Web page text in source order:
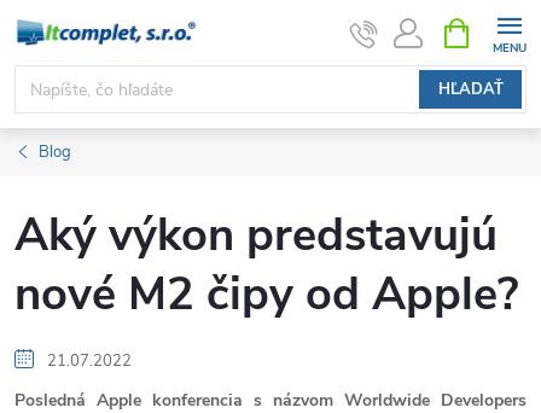
Prejsť
obsah
HĽADAŤ
KOŠÍK
Blog
Aký výkon predstavujú
nové M2 čipy od Apple?
21.07.2022
Posledná Apple konferencia s názvom Worldwide Developers